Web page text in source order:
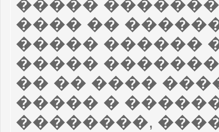
�����
���� ��
����� ������
�����
�� �� ����
����� �
��������,